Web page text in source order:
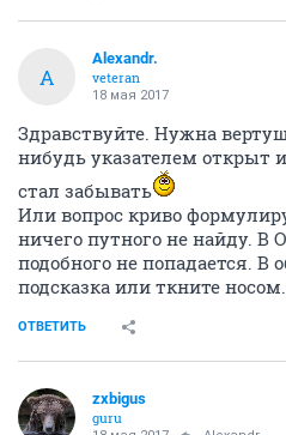
A
Alexandr.
veteran
18 мая 2017
Здравствуйте. Нужна
нибудь указателем открыт
стал забывать
Или вопрос криво
ничего путного не найду. В
подобного не попадается. В
подсказка или ткните
ОТВЕТИТЬ
zxbigus
guru